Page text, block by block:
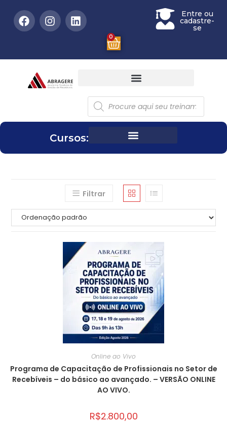
Entre ou
cadastre-
se
0
Cursos:
Filtrar
Online ao Vivo
Programa de Capacitação de Profissionais no Setor de
Recebíveis – do básico ao avançado. – VERSÃO ONLINE
AO VIVO.
R$2.800,00